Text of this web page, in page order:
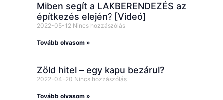
Miben segít a LAKBERENDEZÉS az
építkezés elején? [Videó]
2022-05-12 Nincs hozzászólás
Tovább olvasom »
Zöld hitel – egy kapu bezárul?
2022-04-20 Nincs hozzászólás
Tovább olvasom »